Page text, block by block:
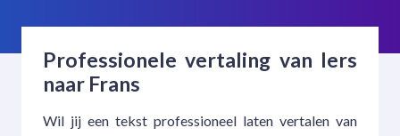
Professionele vertaling van Iers
naar Frans
Wil jij een tekst professioneel laten vertalen van